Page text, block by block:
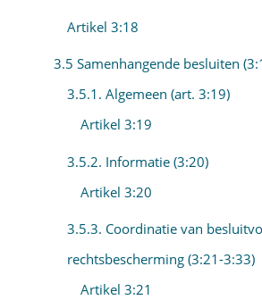
Artikel 3:18
3.5 Samenhangende besluiten
3.5.1. Algemeen (art. 3:19)
Artikel 3:19
3.5.2. Informatie (3:20)
Artikel 3:20
3.5.3. Coordinatie van
rechtsbescherming (3:21-3:33)
Artikel 3:21